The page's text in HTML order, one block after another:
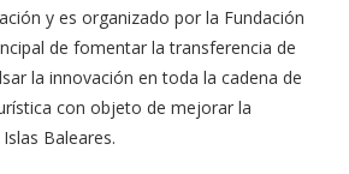
y es organizado por la Fundación
de fomentar la transferencia de
la innovación en toda la cadena de
con objeto de mejorar la
Baleares.